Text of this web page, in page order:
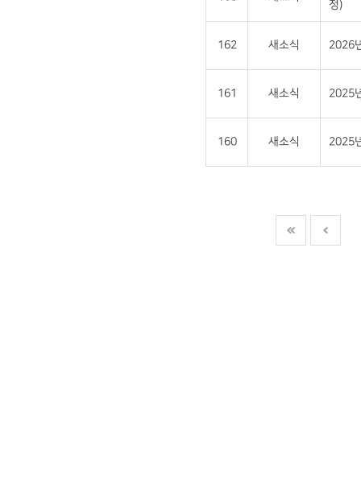
정)
162 새소식 2026
161 새소식 2025
160 새소식 2025